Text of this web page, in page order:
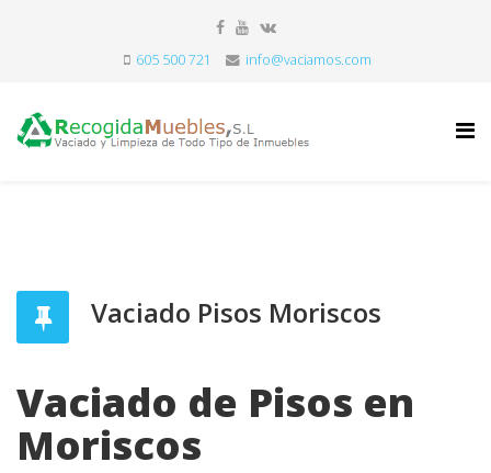
605 500 721 info@vaciamos.com
Vaciado Pisos Moriscos
Vaciado de Pisos en
Moriscos